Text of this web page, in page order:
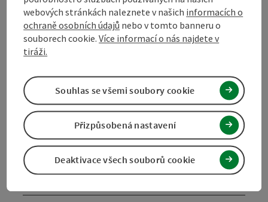
06.01.2027
30.01.2027
01.03.2027
21.12.2027
nezávazná poptávka
Kontakt
Ceny
webových stránkách naleznete v našich informacích o
ochraně osobních údajů nebo v tomto banneru o
souborech cookie.Více informací o nás najdete v
tiráži.
Deaktivace všech souborů cookie
Přizpůsobená nastavení
Souhlas se všemi soubory cookie